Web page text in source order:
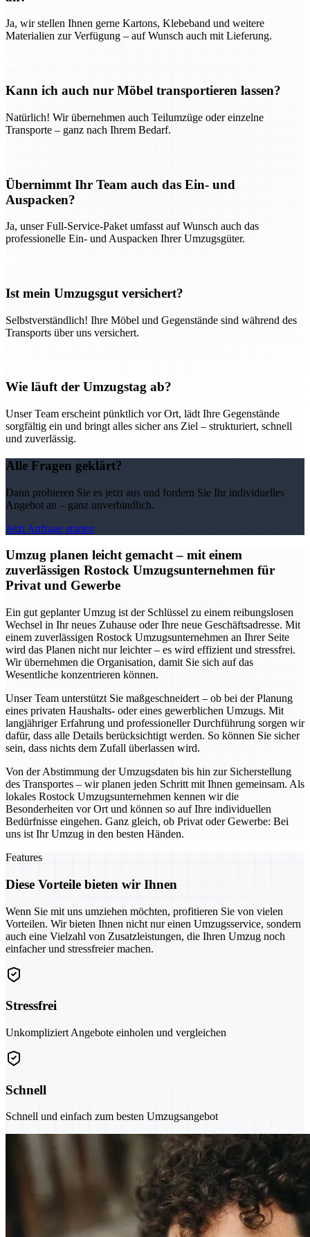
Ja, wir stellen Ihnen gerne Kartons, Klebeband und weitere
Materialien zur Verfügung – auf Wunsch auch mit Lieferung.
Kann ich auch nur Möbel transportieren lassen?
Natürlich! Wir übernehmen auch Teilumzüge oder einzelne
Transporte – ganz nach Ihrem Bedarf.
Übernimmt Ihr Team auch das Ein- und
Auspacken?
Ja, unser Full-Service-Paket umfasst auf Wunsch auch das
professionelle Ein- und Auspacken Ihrer Umzugsgüter.
Ist mein Umzugsgut versichert?
Selbstverständlich! Ihre Möbel und Gegenstände sind während des
Transports über uns versichert.
Wie läuft der Umzugstag ab?
Unser Team erscheint pünktlich vor Ort, lädt Ihre Gegenstände
sorgfältig ein und bringt alles sicher ans Ziel – strukturiert, schnell
und zuverlässig.
Alle Fragen geklärt?
Dann probieren Sie es jetzt aus und fordern Sie Ihr individuelles
Angebot an – ganz unverbindlich.
Jetzt Anfrage starten
Umzug planen leicht gemacht – mit einem
zuverlässigen Rostock Umzugsunternehmen für
Privat und Gewerbe
Ein gut geplanter Umzug ist der Schlüssel zu einem reibungslosen
Wechsel in Ihr neues Zuhause oder Ihre neue Geschäftsadresse. Mit
einem zuverlässigen Rostock Umzugsunternehmen an Ihrer Seite
wird das Planen nicht nur leichter – es wird effizient und stressfrei.
Wir übernehmen die Organisation, damit Sie sich auf das
Wesentliche konzentrieren können.
Unser Team unterstützt Sie maßgeschneidert – ob bei der Planung
eines privaten Haushalts- oder eines gewerblichen Umzugs. Mit
langjähriger Erfahrung und professioneller Durchführung sorgen wir
dafür, dass alle Details berücksichtigt werden. So können Sie sicher
sein, dass nichts dem Zufall überlassen wird.
Von der Abstimmung der Umzugsdaten bis hin zur Sicherstellung
des Transportes – wir planen jeden Schritt mit Ihnen gemeinsam. Als
lokales Rostock Umzugsunternehmen kennen wir die
Besonderheiten vor Ort und können so auf Ihre individuellen
Bedürfnisse eingehen. Ganz gleich, ob Privat oder Gewerbe: Bei
uns ist Ihr Umzug in den besten Händen.
Features
Diese Vorteile bieten wir Ihnen
Wenn Sie mit uns umziehen möchten, profitieren Sie von vielen
Vorteilen. Wir bieten Ihnen nicht nur einen Umzugsservice, sondern
auch eine Vielzahl von Zusatzleistungen, die Ihren Umzug noch
einfacher und stressfreier machen.
Stressfrei
Unkompliziert Angebote einholen und vergleichen
Schnell
Schnell und einfach zum besten Umzugsangebot